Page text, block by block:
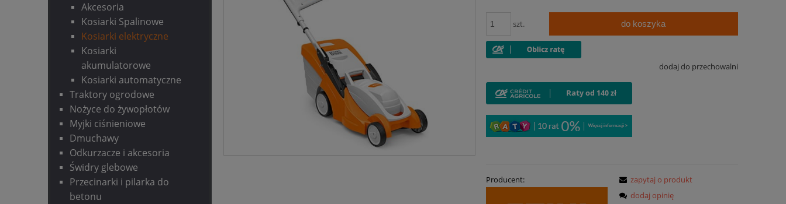
Akcesoria
Kosiarki Spalinowe
Kosiarki elektryczne
Kosiarki
akumulatorowe
Kosiarki automatyczne
Traktory ogrodowe
Nożyce do żywopłotów
Myjki ciśnieniowe
Dmuchawy
Odkurzacze i akcesoria
Świdry glebowe
Przecinarki i pilarka do
betonu
szt. do koszyka
dodaj do przechowalni
Producent:
zapytaj o produkt
dodaj opinię